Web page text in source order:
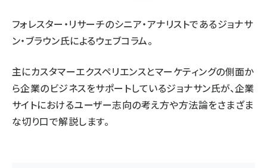
フォレスター・リサーチのシニア・アナリストであるジョナサ
ン・ブラウン氏によるウェブコラム。
主にカスタマーエクスペリエンスとマーケティングの側面か
ら企業のビジネスをサポートしているジョナサン氏が、企業
サイトにおけるユーザー志向の考え方や方法論をさまざま
な切り口で解説します。